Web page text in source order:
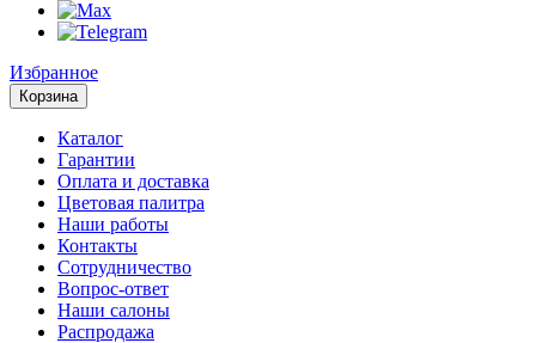
Избранное
Корзина
Каталог
Гарантии
Оплата и доставка
Цветовая палитра
Наши работы
Контакты
Сотрудничество
Вопрос-ответ
Наши салоны
Распродажа